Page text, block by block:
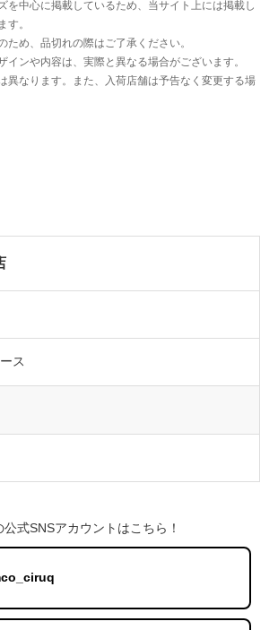
ス
式SNSアカウントはこちら！